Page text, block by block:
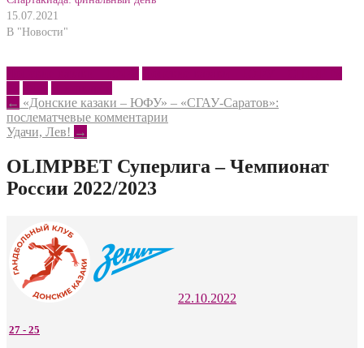
15.07.2021
В "Новости"
Post
navigation
← «Донские казаки – ЮФУ» – «СГАУ-Саратов»:
послематчевые комментарии
Удачи, Лев! →
OLIMPBET Суперлига – Чемпионат
России 2022/2023
22.10.2022
27 - 25